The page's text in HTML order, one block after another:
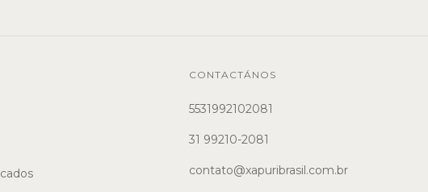
CONTACTÁNOS
5531992102081
31 99210-2081
contato@xapuribrasil.com.br